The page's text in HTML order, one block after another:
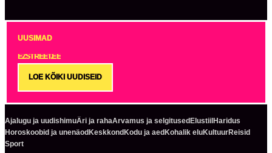
UUSIMAD
EZSTREET.EE
LOE KÕIKI UUDISEID
Ajalugu ja uudishimuÄri ja rahaArvamus ja selgitusedElustiilHaridus
Horoskoobid ja unenäodKeskkondKodu ja aedKohalik eluKultuurReisid
Sport